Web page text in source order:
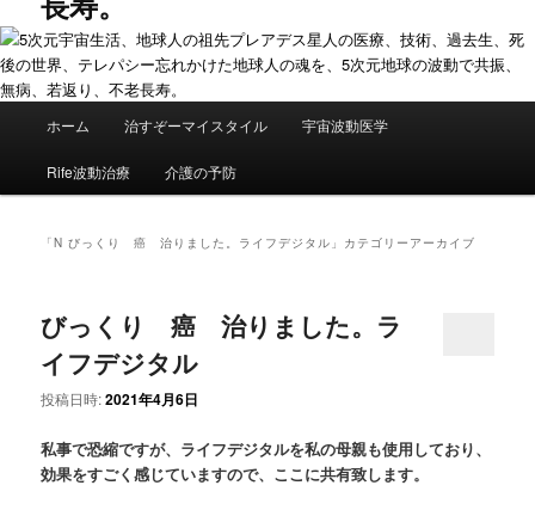
メ
ホーム 治すぞーマイスタイル 宇宙波動医学
Rife波動治療 介護の予防
「N びっくり 癌 治りました。ライフデジタル 」カテゴリーアーカイブ
びっくり 癌 治りました。ラ
イフデジタル
投稿日時:2021年4月6日
私事で恐縮ですが、ライフデジタルを私の母親も使用しており、
効果をすごく感じていますので、ここに共有致します。